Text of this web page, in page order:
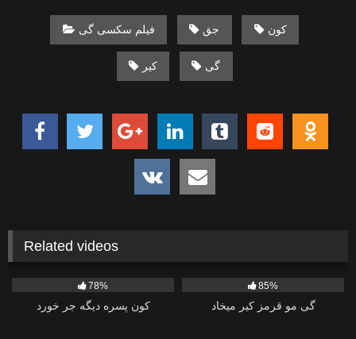
فیلم سکسی گی جق کون
کیر گی
Related videos
78%
کون پسره دیگه جر خورد
85%
گی مو قرمز کیر میخاد